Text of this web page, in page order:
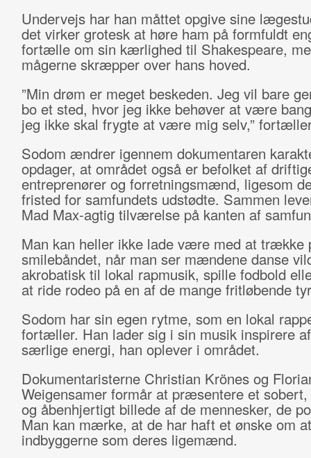
Undervejs har han måttet opgive sine
det virker grotesk at høre ham på formfuldt
fortælle om sin kærlighed til Shakespeare,
mågerne skræpper over hans hoved.
”Min drøm er meget beskeden. Jeg vil bare
bo et sted, hvor jeg ikke behøver at være
jeg ikke skal frygte at være mig selv,”
Sodom ændrer igennem dokumentaren
opdager, at området også er befolket af
entreprenører og forretningsmænd, ligesom
fristed for samfundets udstødte. Sammen
Mad Max-agtig tilværelse på kanten af
Man kan heller ikke lade være med at trække
smilebåndet, når man ser mændene danse
akrobatisk til lokal rapmusik, spille fodbold
at ride rodeo på en af de mange fritløbende
Sodom har sin egen rytme, som en lokal
fortæller. Han lader sig i sin musik inspirere
særlige energi, han oplever i området.
Dokumentaristerne Christian Krönes og
Weigensamer formår at præsentere et
og åbenhjertigt billede af de mennesker, de
Man kan mærke, at de har haft et ønske om
indbyggerne som deres ligemænd.